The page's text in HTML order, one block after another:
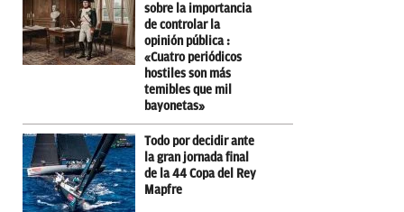
sobre la importancia
de controlar la
opinión pública :
«Cuatro periódicos
hostiles son más
temibles que mil
bayonetas»
Todo por decidir ante
la gran jornada final
de la 44 Copa del Rey
Mapfre